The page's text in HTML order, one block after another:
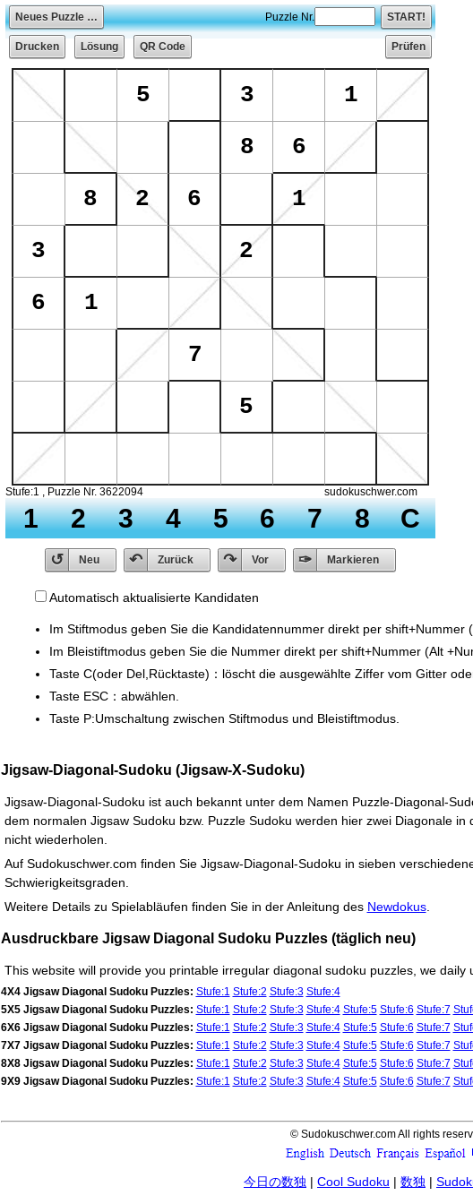
Automatisch aktualisierte Kandidaten
Im Stiftmodus geben Sie die Kandidatennummer direkt per shift+Nummer
Im Bleistiftmodus geben Sie die Nummer direkt per shift+Nummer (Alt
Taste C(oder Del,Rücktaste)：löscht die ausgewählte Ziffer vom Gitter
Taste ESC：abwählen.
Taste P:Umschaltung zwischen Stiftmodus und Bleistiftmodus.
Jigsaw-Diagonal-Sudoku (Jigsaw-X-Sudoku)
Jigsaw-Diagonal-Sudoku ist auch bekannt unter dem Namen Puzzle-Diagonal-
dem normalen Jigsaw Sudoku bzw. Puzzle Sudoku werden hier zwei Diagonale
nicht wiederholen.
Auf Sudokuschwer.com finden Sie Jigsaw-Diagonal-Sudoku in sieben
Schwierigkeitsgraden.
Weitere Details zu Spielabläufen finden Sie in der Anleitung des Newdokus.
Ausdruckbare Jigsaw Diagonal Sudoku Puzzles (täglich neu)
This website will provide you printable irregular diagonal sudoku puzzles, we
4X4 Jigsaw Diagonal Sudoku Puzzles: Stufe:1 Stufe:2 Stufe:3 Stufe:4
5X5 Jigsaw Diagonal Sudoku Puzzles: Stufe:1 Stufe:2 Stufe:3 Stufe:4 Stufe:5 Stufe:6 Stufe:7
6X6 Jigsaw Diagonal Sudoku Puzzles: Stufe:1 Stufe:2 Stufe:3 Stufe:4 Stufe:5 Stufe:6 Stufe:7
7X7 Jigsaw Diagonal Sudoku Puzzles: Stufe:1 Stufe:2 Stufe:3 Stufe:4 Stufe:5 Stufe:6 Stufe:7
8X8 Jigsaw Diagonal Sudoku Puzzles: Stufe:1 Stufe:2 Stufe:3 Stufe:4 Stufe:5 Stufe:6 Stufe:7
9X9 Jigsaw Diagonal Sudoku Puzzles: Stufe:1 Stufe:2 Stufe:3 Stufe:4 Stufe:5 Stufe:6 Stufe:7
© Sudokuschwer.com All rights
今日の数独 | Cool Sudoku | 数独 |